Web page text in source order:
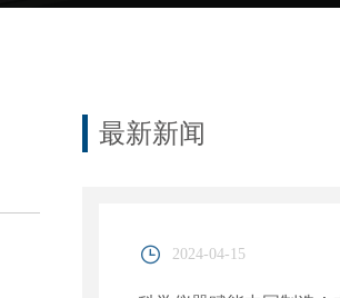
最新新闻
2024-04-15